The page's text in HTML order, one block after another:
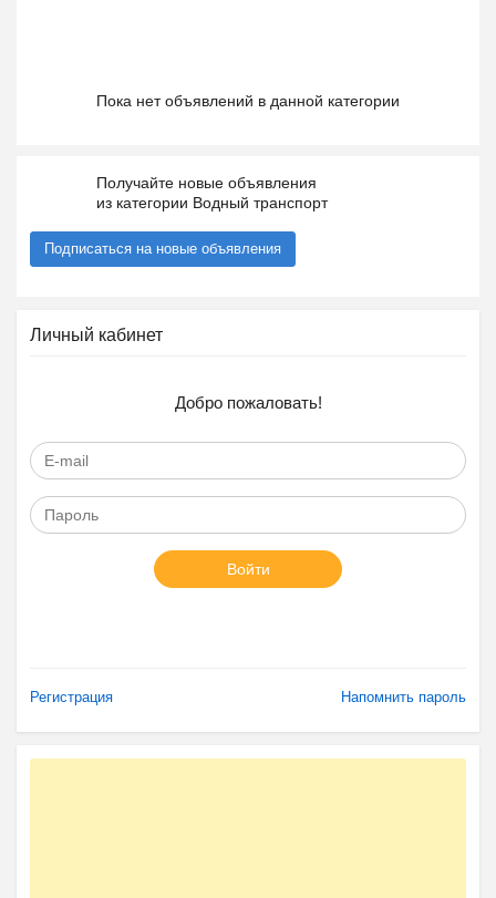
Пока нет объявлений в данной категории
Получайте новые объявления
из категории Водный транспорт
Подписаться на новые объявления
Личный кабинет
Добро пожаловать!
Войти
Регистрация Напомнить пароль